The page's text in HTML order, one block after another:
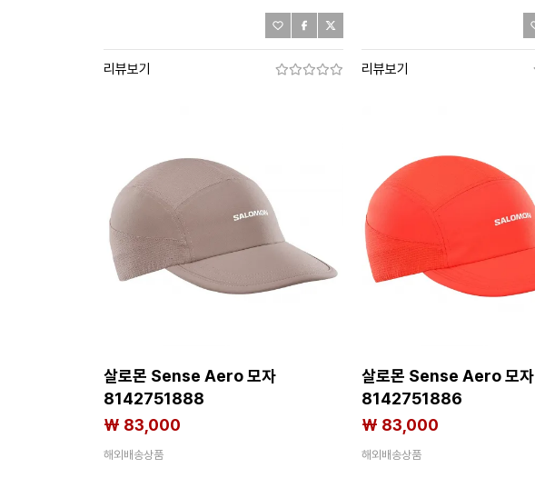
리뷰보기 리뷰보기
살로몬 Sense Aero 모자
8142751888
₩ 83,000
해외배송상품
살로몬 Sense Aero 모자
8142751886
₩ 83,000
해외배송상품